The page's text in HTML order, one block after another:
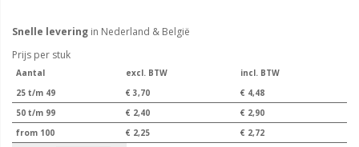
Snelle levering in Nederland & België
Prijs per stuk
Aantal excl. BTW
incl. BTW
25 t/m 49
€ 3,70
€ 4,48
50 t/m 99
€ 2,40
€ 2,90
from 100
€ 2,25 € 2,72